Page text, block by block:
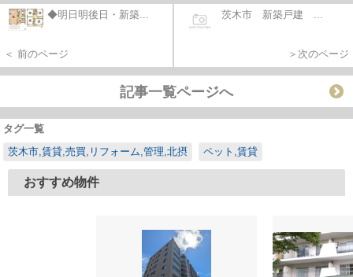
◆明日明後日・新築...
＜ 前のページ
茨木市 新築戸建 ...
＞次のページ
記事一覧ページへ
タグ一覧
茨木市,賃貸,売買,リフォーム,管理,北摂
ペット,賃貸
おすすめ物件